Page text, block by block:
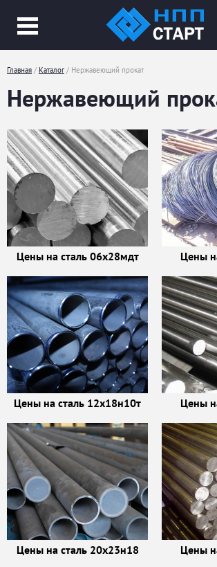
Вы
Главная / Каталог / Нержавеющий прокат
Нержавеющий
Цены на сталь 06х28мдт Цены
Цены на сталь 12х18н10т Цены
Цены на сталь 20х23н18 Цены